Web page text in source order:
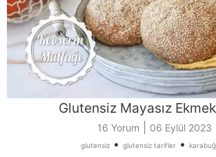
Glutensiz Mayasız
16 Yorum 06 Eylül 2023
glutensiz • glutensiz tarifler •